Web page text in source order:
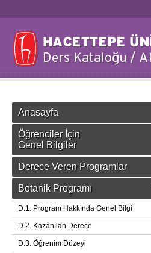
Anasayfa
Öğrenciler İçin
Genel Bilgiler
Derece Veren Programlar
Botanik Programı
D.1. Program Hakkında Genel Bilgi
D.2. Kazanılan Derece
D.3. Öğrenim Düzeyi